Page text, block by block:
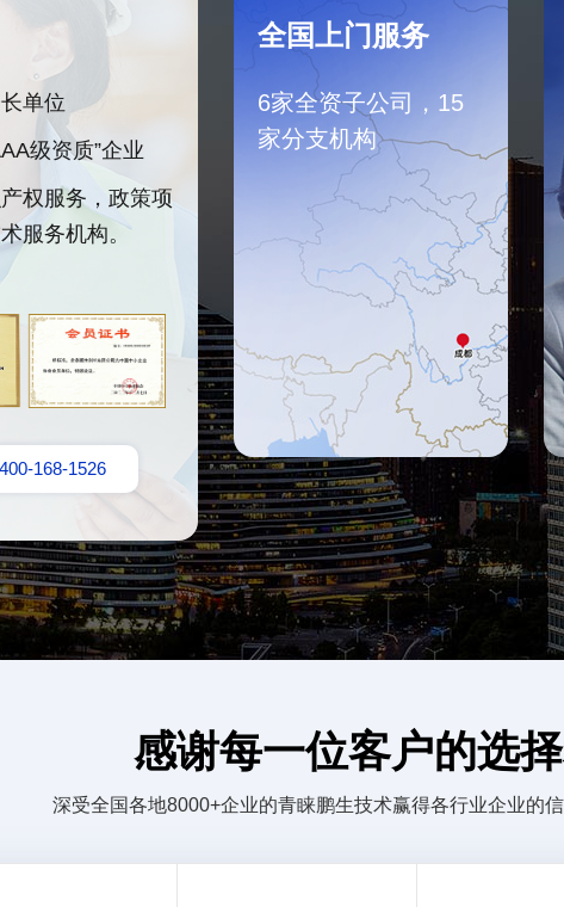
单位
级资质”企业
权服务，政策项
服务机构。
168-1526
全国上门服务
6家全资子公司，15
家分支机构
感谢每一位客户的选
深受全国各地8000+企业的青睐鹏生技术赢得各行业企业的